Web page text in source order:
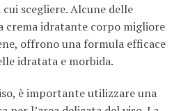
scegliere. Alcune delle
crema idratante corpo migliore
offrono una formula efficace
idratata e morbida.
è importante utilizzare una